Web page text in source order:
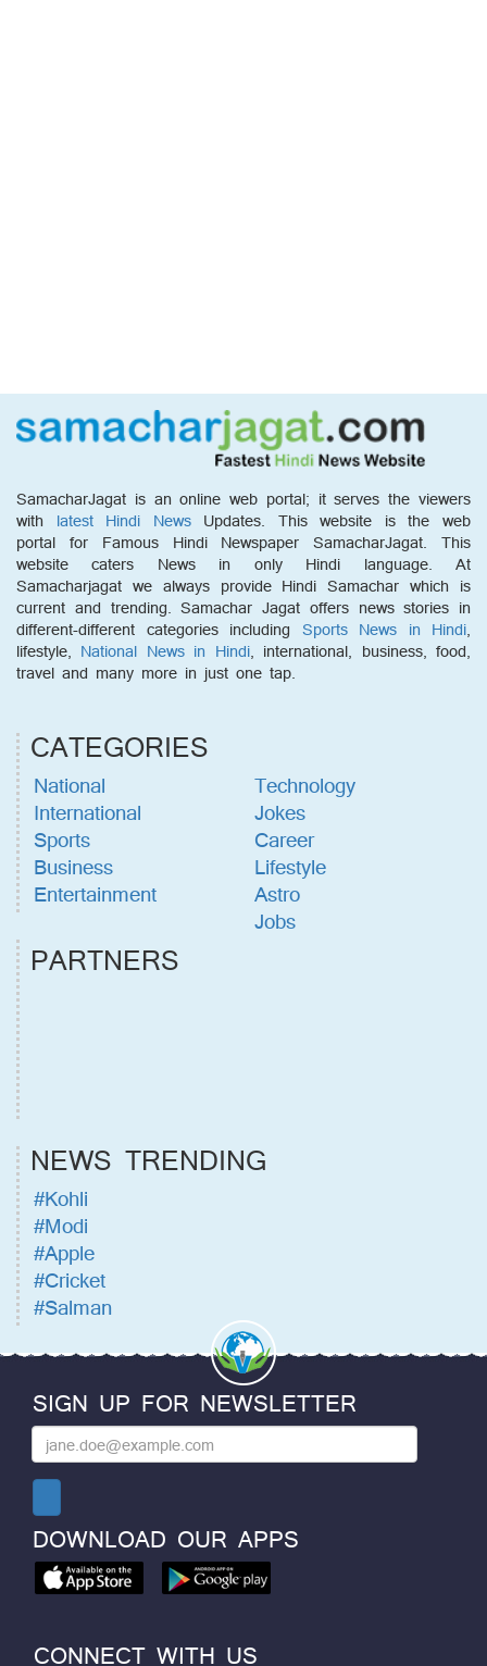
SamacharJagat is an online web portal; it serves the viewers
with latest Hindi NewsUpdates. This website is the web
portal for Famous Hindi Newspaper SamacharJagat. This
website caters News in only Hindi language. At
Samacharjagat we always provide Hindi Samachar which is
current and trending. Samachar Jagat offers news stories in
different-different categories including Sports News in Hindi,
lifestyle, National News in Hindi, international, business, food,
travel and many more in just one tap.
CATEGORIES
National
International
Sports
Business
Entertainment
Technology
Jokes
Career
Lifestyle
Astro
Jobs
PARTNERS
NEWS TRENDING
#Kohli
#Modi
#Apple
#Cricket
#Salman
SIGN UP FOR NEWSLETTER
DOWNLOAD OUR APPS
CONNECT WITH US